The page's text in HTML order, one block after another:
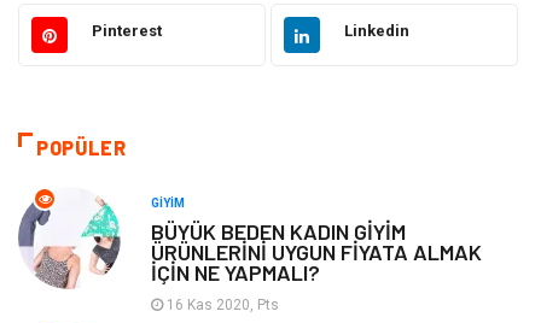
Giyim Ulaşım ve Taşımacılık
Alışveriş
Otomotiv
Eğitim Kurumları Yapı İnşaat
Pinterest Linkedin
POPÜLER
GIYIM
BÜYÜK BEDEN KADIN GİYİM
ÜRÜNLERİNİ UYGUN FİYATA ALMAK
İÇİN NE YAPMALI?
16 Kas 2020, Pts